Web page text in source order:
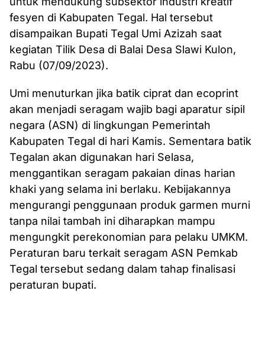
fesyen di Kabupaten Tegal. Hal tersebut
disampaikan Bupati Tegal Umi Azizah saat
kegiatan Tilik Desa di Balai Desa Slawi Kulon,
Rabu (07/09/2023).
Umi menuturkan jika batik ciprat dan ecoprint
akan menjadi seragam wajib bagi aparatur sipil
negara (ASN) di lingkungan Pemerintah
Kabupaten Tegal di hari Kamis. Sementara batik
Tegalan akan digunakan hari Selasa,
menggantikan seragam pakaian dinas harian
khaki yang selama ini berlaku. Kebijakannya
mengurangi penggunaan produk garmen murni
tanpa nilai tambah ini diharapkan mampu
mengungkit perekonomian para pelaku UMKM.
Peraturan baru terkait seragam ASN Pemkab
Tegal tersebut sedang dalam tahap finalisasi
peraturan bupati.